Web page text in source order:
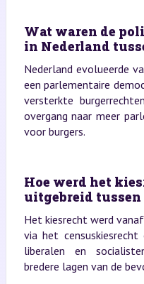
Wat waren de
in Nederland
Nederland evolueerde
een parlementaire
versterkte
overgang naar meer
voor burgers.
Hoe werd het
uitgebreid tussen
Het kiesrecht werd
via het
liberalen en
bredere lagen van de